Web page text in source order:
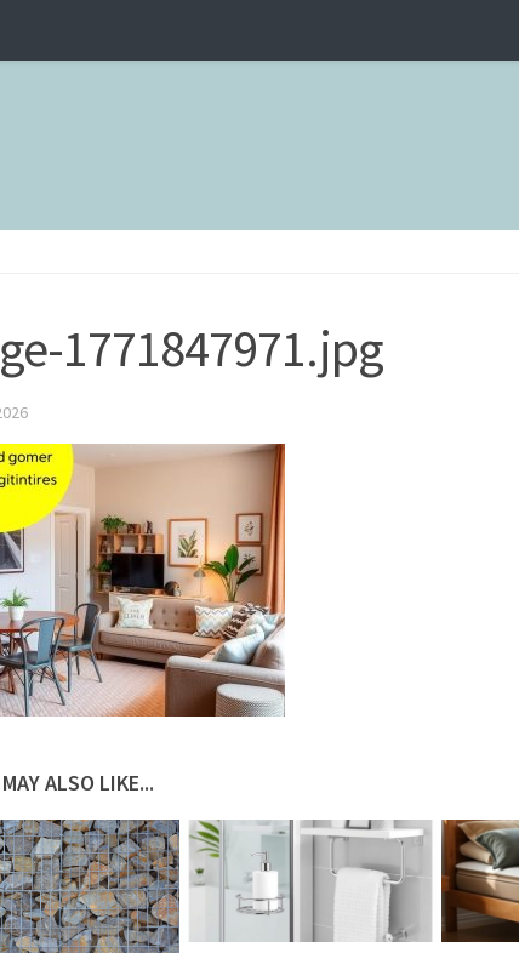
1771847971.jpg
ALSO LIKE...